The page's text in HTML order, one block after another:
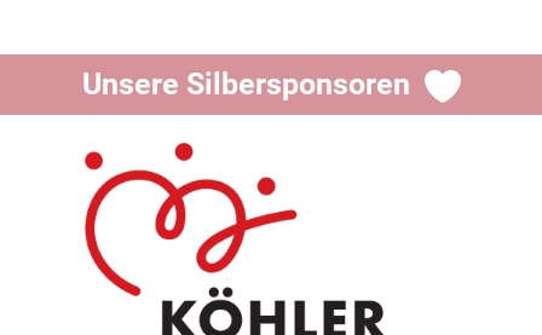
Unsere Silbersponsoren